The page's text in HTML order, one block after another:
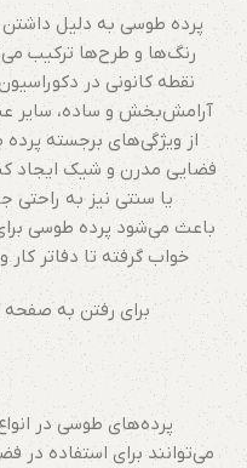
پرده طوسی به دلیل داشتن
رنگ‌ها و طرح‌ها ترکیب
نقطه کانونی در
آرامش‌بخش و ساده، سایر
از ویژگی‌های برجسته
فضایی مدرن و شیک ایجاد
یا سنتی نیز به راحتی
باعث می‌شود پرده طوسی
خواب گرفته تا دفاتر
برای رفتن به
پرده‌های طوسی در
می‌توانند برای استفاده